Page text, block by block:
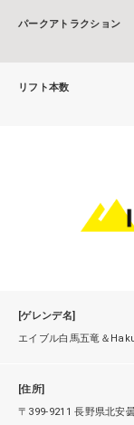
パークアトラクション
リフト本数
[ゲレンデ名]
エイブル白馬五竜＆
[住所]
〒399-9211 長野県北安